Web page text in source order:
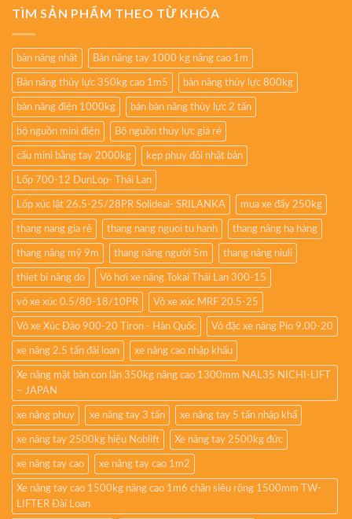
TÌM SẢN PHẨM THEO TỪ KHÓA
bàn nâng nhật Bàn nâng tay 1000 kg nâng cao 1m
Bàn nâng thủy lực 350kg cao 1m5 bàn nâng thủy lực 800kg
bàn nâng điện 1000kg bán bàn nâng thủy lực 2 tấn
bộ nguồn mini điện Bộ nguồn thủy lực giá rẻ
cẩu mini bằng tay 2000kg kẹp phuy đôi nhật bản
Lốp 700-12 DunLop- Thái Lan
Lốp xúc lật 26.5-25/28PR Solideal- SRILANKA mua xe đẩy 250kg
thang nang gia rẻ thang nang nguoi tu hanh thang nâng hạ hàng
thang nâng mỹ 9m thang nâng người 5m thang nâng niuli
thiet bi nâng do Vỏ hơi xe nâng Tokai Thái Lan 300-15
vỏ xe xúc 0.5/80-18/10PR Vỏ xe xúc MRF 20.5-25
Vỏ xe Xúc Đào 900-20 Tiron - Hàn Quốc Vỏ đặc xe nâng Pio 9.00-20
xe nâng 2.5 tấn đài loan xe nâng cao nhập khẩu
Xe nâng mặt bàn con lăn 350kg nâng cao 1300mm NAL35 NICHI-LIFT
– JAPAN
xe nâng phuy xe nâng tay 3 tấn xe nâng tay 5 tấn nhập khẩ
xe nâng tay 2500kg hiệu Noblift Xe nâng tay 2500kg đức
xe nâng tay cao xe nâng tay cao 1m2
Xe nâng tay cao 1500kg nâng cao 1m6 chân siêu rộng 1500mm TW-
LIFTER Đài Loan